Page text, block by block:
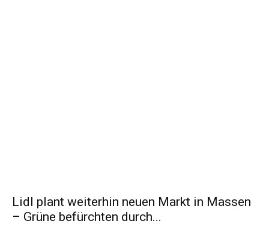
Lidl plant weiterhin neuen Markt in Massen
– Grüne befürchten durch...